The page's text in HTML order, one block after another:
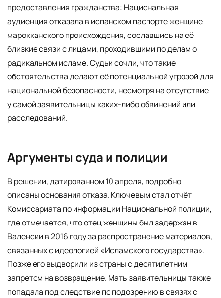
предоставления гражданства: Национальная
аудиенция отказала в испанском паспорте женщине
марокканского происхождения, сославшись на её
близкие связи с лицами, проходившими по делам о
радикальном исламе. Судьи сочли, что такие
обстоятельства делают её потенциальной угрозой для
национальной безопасности, несмотря на отсутствие
у самой заявительницы каких-либо обвинений или
расследований.
Аргументы суда и полиции
В решении, датированном 10 апреля, подробно
описаны основания отказа. Ключевым стал отчёт
Комиссариата по информации Национальной полиции,
где отмечается, что отец женщины был задержан в
Валенсии в 2016 году за распространение материалов,
связанных с идеологией «Исламского государства».
Позже его выдворили из страны с десятилетним
запретом на возвращение. Мать заявительницы также
попадала под следствие по подозрению в связях с